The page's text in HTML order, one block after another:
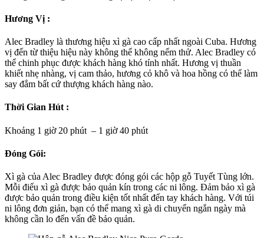
Hương Vị :
Alec Bradley là thương hiệu xì gà cao cấp nhất ngoài Cuba. Hương
vị đến từ thiệu hiệu này không thể không nếm thử. Alec Bradley có
thể chinh phục được khách hàng khó tính nhất. Hương vị thuần
khiết nhẹ nhàng, vị cam thảo, hương cỏ khô và hoa hồng có thể làm
say đắm bất cứ thượng khách hàng nào.
Thời Gian Hút :
Khoảng 1 giờ 20 phút – 1 giờ 40 phút
Đóng Gói:
Xì gà của Alec Bradley được đóng gói các hộp gỗ Tuyết Tùng lớn.
Mỗi điếu xì gà được bảo quản kín trong các ni lông. Đảm bảo xì gà
được bảo quản trong điều kiện tốt nhất đến tay khách hàng. Với túi
ni lông đơn giản, bạn có thể mang xì gà di chuyển ngắn ngày mà
không cần lo đến vấn đề bảo quản.